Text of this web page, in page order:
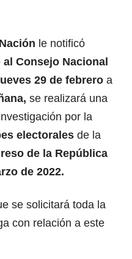
le notificó
Consejo Nacional
29 de febrero a
se realizará una
por la
electorales de la
de la República
de 2022.
se solicitará toda la
con relación a este